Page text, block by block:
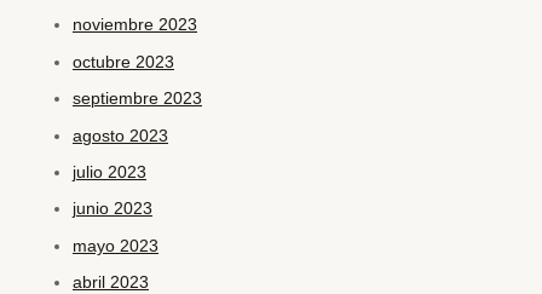
noviembre 2023
octubre 2023
septiembre 2023
agosto 2023
julio 2023
junio 2023
mayo 2023
abril 2023